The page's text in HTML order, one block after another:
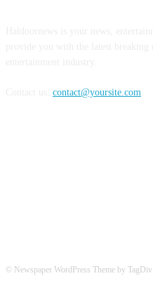
contact@yoursite.com
© Newspaper WordPress Theme by TagDiv